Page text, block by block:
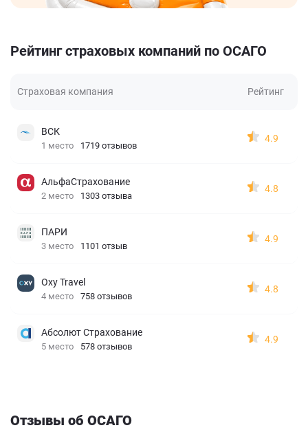
Рейтинг страховых компаний по ОСАГО
Страховая компания Рейтинг
ВСК
1 место 1719 отзывов
4.9
АльфаСтрахование
2 место 1303 отзыва
4.8
ПАРИ
3 место 1101 отзыв
4.9
Oxy Travel
4 место 758 отзывов
4.8
Абсолют Страхование
5 место 578 отзывов
4.9
Отзывы об ОСАГО